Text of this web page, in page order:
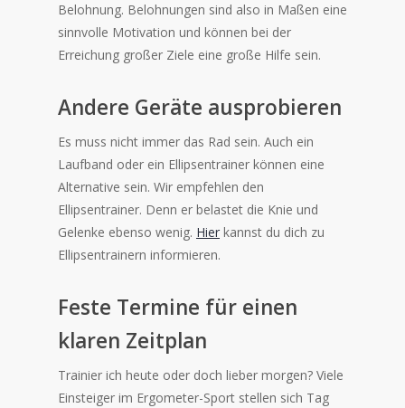
Belohnung. Belohnungen sind also in Maßen eine
sinnvolle Motivation und können bei der
Erreichung großer Ziele eine große Hilfe sein.
Andere Geräte ausprobieren
Es muss nicht immer das Rad sein. Auch ein
Laufband oder ein Ellipsentrainer können eine
Alternative sein. Wir empfehlen den
Ellipsentrainer. Denn er belastet die Knie und
Gelenke ebenso wenig. Hier kannst du dich zu
Ellipsentrainern informieren.
Feste Termine für einen
klaren Zeitplan
Trainier ich heute oder doch lieber morgen? Viele
Einsteiger im Ergometer-Sport stellen sich Tag